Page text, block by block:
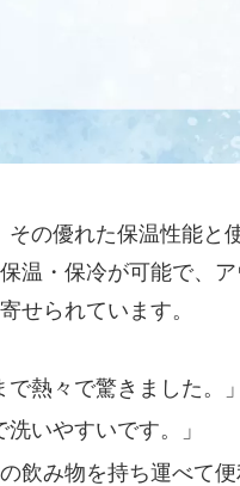
の優れた保温性能と
温・保冷が可能で、
せられています。
で熱々で驚きました。」
いやすいです。」
飲み物を持ち運べて便